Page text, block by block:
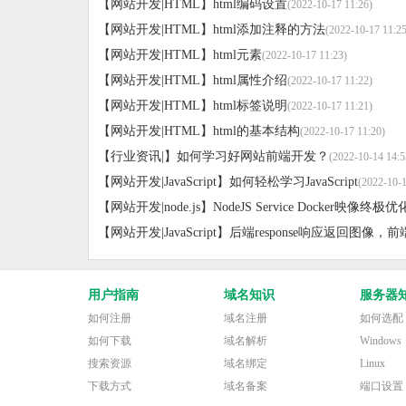
【网站开发|HTML】 html编码设置(2022-10-17 11:26)
【网站开发|HTML】 html添加注释的方法(2022-10-17
【网站开发|HTML】 html元素(2022-10-17 11:23)
【网站开发|HTML】 html属性介绍(2022-10-17 11:22)
【网站开发|HTML】 html标签说明(2022-10-17 11:21)
【网站开发|HTML】 html的基本结构(2022-10-17 11:20)
【行业资讯|】 如何学习好网站前端开发？ (2022-10-14
【网站开发|JavaScript】 如何轻松学习JavaScript(2022-10-
【网站开发|node.js】 NodeJS Service Docker映像终极优
【网站开发|JavaScript】
后端response响应返回图像，
用户指南
如何注册
如何下载
搜索资源
下载方式
域名知识
域名注册
域名解析
域名绑定
域名备案
服务器
如何选配
Windows
Linux
端口设置